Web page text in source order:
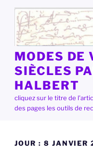
contenu
principal
MODES DE
SIÈCLES
HALBERT
cliquez sur le titre de
des pages les outils de
JOUR : 8 JANVIER